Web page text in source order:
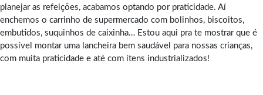
planejar as refeições, acabamos optando por praticidade. Aí
enchemos o carrinho de supermercado com bolinhos, biscoitos,
embutidos, suquinhos de caixinha… Estou aqui pra te mostrar que é
possível montar uma lancheira bem saudável para nossas crianças,
com muita praticidade e até com ítens industrializados!